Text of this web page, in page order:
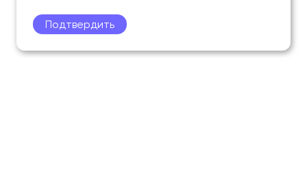
Подтвердить